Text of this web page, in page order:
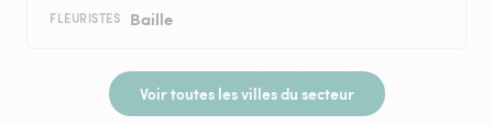
FLEURISTES Baille
Voir toutes les villes du secteur